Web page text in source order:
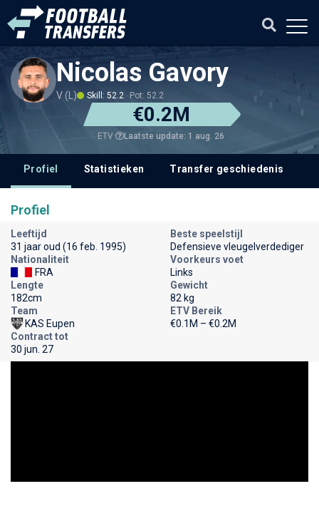
Nicolas Gavory
V (L) Skill: 52.2 Pot: 52.2
€0.2M
ETV Laatste update: 1 aug. 26
Profiel Statistieken Transfer geschiedenis
Profiel
Leeftijd
31 jaar oud (16 feb. 1995)
Beste speelstijl
Defensieve vleugelverdediger
Nationaliteit
FRA
Voorkeurs voet
Links
Lengte
182cm
Gewicht
82 kg
Team
KAS Eupen
ETV Bereik
€0.1M – €0.2M
Contract tot
30 jun. 27